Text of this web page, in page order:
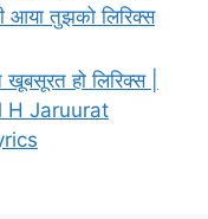
तुझको लिरिक्स
हो लिरिक्स |
H Jaruurat